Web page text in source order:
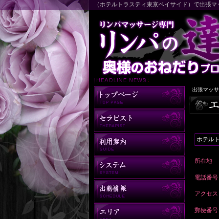
（ホテルトラスティ東京ベイサイド）で出張
出張マッ
ホテル
所在地
電話番号
アクセス
郵便番号